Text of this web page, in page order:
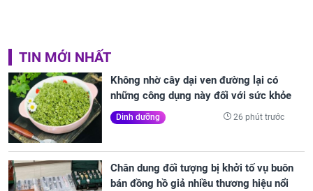
TIN MỚI NHẤT
Không nhờ cây dại ven đường lại có
những công dụng này đối với sức khỏe
Dinh dưỡng 26 phút trước
Chân dung đối tượng bị khởi tố vụ buôn
bán đồng hồ giả nhiều thương hiệu nổi